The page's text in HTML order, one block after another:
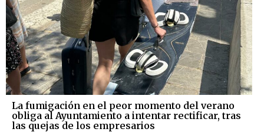
La fumigación en el peor momento del verano
obliga al Ayuntamiento a intentar rectificar, tras
las quejas de los empresarios